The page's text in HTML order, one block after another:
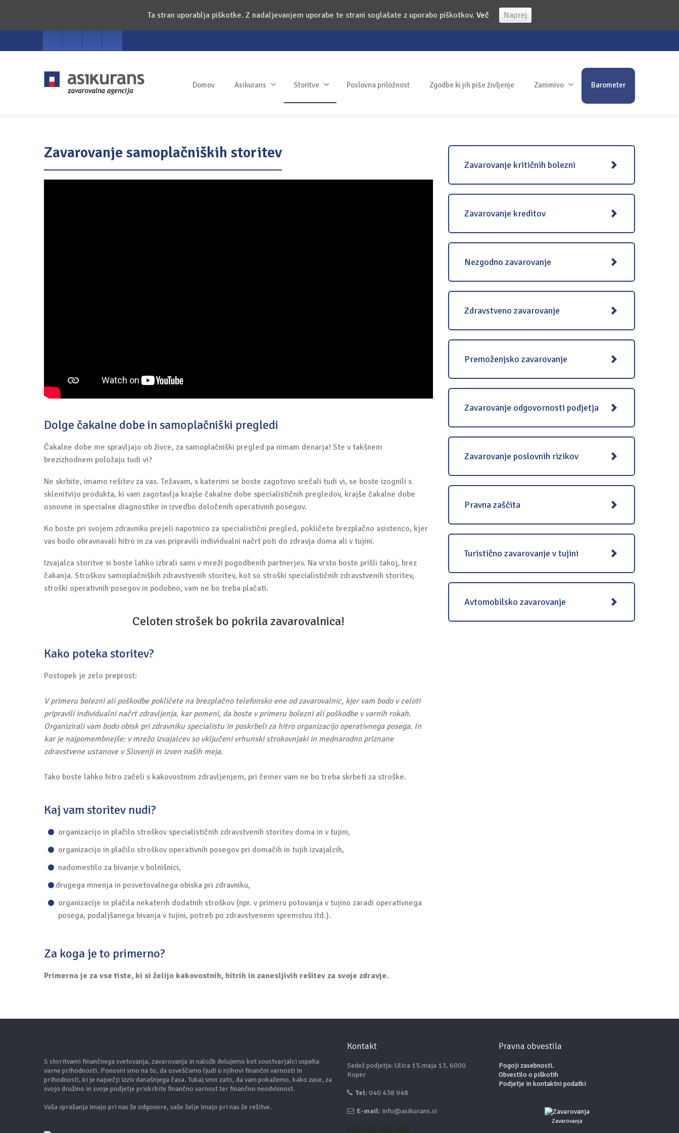
Domov Asikurans Storitve Poslovna priložnost Zgodbe ki jih piše življenje Zanimivo Barometer
Zavarovanje samoplačniških storitev
Dolge čakalne dobe in samoplačniški pregledi
Čakalne dobe me spravljajo ob živce, za samoplačniški pregled pa nimam denarja! Ste v takšnem
brezizhodnem položaju tudi vi?
Ne skrbite, imamo rešitev za vas. Težavam, s katerimi se boste zagotovo srečali tudi vi, se boste izognili s
sklenitvijo produkta, ki vam zagotavlja krajše čakalne dobe specialističnih pregledov, krajše čakalne dobe
osnovne in specialne diagnostike in izvedbo določenih operativnih posegov.
Ko boste pri svojem zdravniku prejeli napotnico za specialistični pregled, pokličete brezplačno asistenco, kjer
vas bodo obravnavali hitro in za vas pripravili individualni načrt poti do zdravja doma ali v tujini.
Izvajalca sto­ri­tve si boste lahko izbrali sami v mreži pogod­be­nih par­tner­jev. Na vrsto boste pri­šli takoj, brez
čaka­nja. Stro­škov samo­plač­ni­ških zdra­vstve­nih sto­ri­tev, kot so stro­ški spe­ci­a­li­stič­nih zdra­vstve­nih sto­ri­tev,
stro­ški ope­ra­tiv­nih pose­gov in podobno, vam ne bo treba plačati.
Celoten strošek bo pokrila zavarovalnica!
Kako poteka storitev?
Postopek je zelo preprost:
V primeru bolezni ali poškodbe pokličete na brezplačno telefonsko ene od zavarovalnic, kjer vam bodo v celoti
pripravili individualni načrt zdravljenja, kar pomeni, da boste v primeru bolezni ali poškodbe v varnih rokah.
Organizirali vam bodo obisk pri zdravniku specialistu in poskrbeli za hitro organizacijo operativnega posega. In
kar je najpomembnejše: v mrežo izvajalcev so vključeni vrhunski strokovnjaki in mednarodno priznane
zdravstvene ustanove v Slovenji in izven naših meja.
Tako boste lahko hitro začeli s kakovostnim zdravljenjem, pri čemer vam ne bo treba skrbeti za stroške.
Kaj vam storitev nudi?
organizacijo in plačilo stroškov specialističnih zdravstvenih storitev doma in v tujini,
organizacijo in plačilo stroškov operativnih posegov pri domačih in tujih izvajalcih,
nadomestilo za bivanje v bolnišnici,
drugega mnenja in posvetovalnega obiska pri zdravniku,
organizacije in plačila nekaterih dodatnih stroškov (npr. v primeru potovanja v tujino zaradi operativnega
posega, podaljšanega bivanja v tujini, potreb po zdravstvenem spremstvu itd.).
Za koga je to primerno?
Primerno je za vse tiste, ki si želijo kakovostnih, hitrih in zanesljivih rešitev za svoje zdravje.
Zavarovanje kritičnih bolezni
Zavarovanje kreditov
Nezgodno zavarovanje
Zdravstveno zavarovanje
Premoženjsko zavarovanje
Zavarovanje odgovornosti podjetja
Zavarovanje poslovnih rizikov
Pravna zaščita
Turistično zavarovanje v tujini
Avtomobilsko zavarovanje
S storitvami finančnega svetovanja, zavarovanja in naložb delujemo kot soustvarjalci uspeha
varne prihodnosti. Ponosni smo na to, da osveščamo ljudi o njihovi finančni varnosti in
prihodnosti, ki je največji izziv današnjega časa. Tukaj smo zato, da vam pokažemo, kako zase, za
svojo družino in svoje podjetje priskrbite finančno varnost ter finančno neodvisnost.
Vaša vprašanja imajo pri nas že odgovore, vaše želje imajo pri nas že rešitve.
Kontakt
Sedež podjetja: Ulica 15.maja 13, 6000
Koper
Tel:040 438 948
E-mail: info@asikurans.si
Pravna obvestila
Pogoji zasebnosti.
Obvestilo o piškotih
Podjetje in kontaktni podatki
Zavarovanja
Ta stran uporablja piškotke. Z nadaljevanjem uporabe te strani soglašate z uporabo piškotkov. Več Naprej